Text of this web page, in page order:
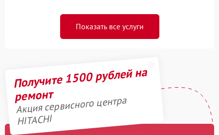
Показать все услуги
Получите 1500 рублей на
ремонт
Акция сервисного центра
HITACHI